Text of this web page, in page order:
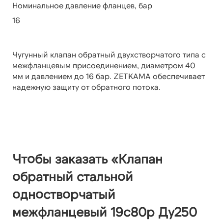
Номинальное давление фланцев, бар
16
Чугунный клапан обратный двухстворчатого типа с
межфланцевым присоединением, диаметром 40
мм и давлением до 16 бар. ZETKAMA обеспечивает
надежную защиту от обратного потока.
Чтобы заказать «Клапан
обратный стальной
одностворчатый
межфланцевый 19с80р Ду250